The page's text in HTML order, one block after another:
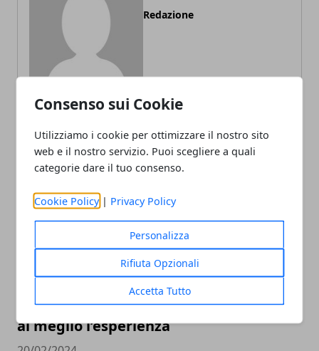
Consenso sui Cookie
Utilizziamo i cookie per ottimizzare il nostro sito
web e il nostro servizio. Puoi scegliere a quali
categorie dare il tuo consenso.
Cookie Policy | Privacy Policy
Personalizza
Rifiuta Opzionali
Accetta Tutto
Redazione
ARTICOLI CORRELATI
Luna di miele on the road: come godersi
al meglio l’esperienza